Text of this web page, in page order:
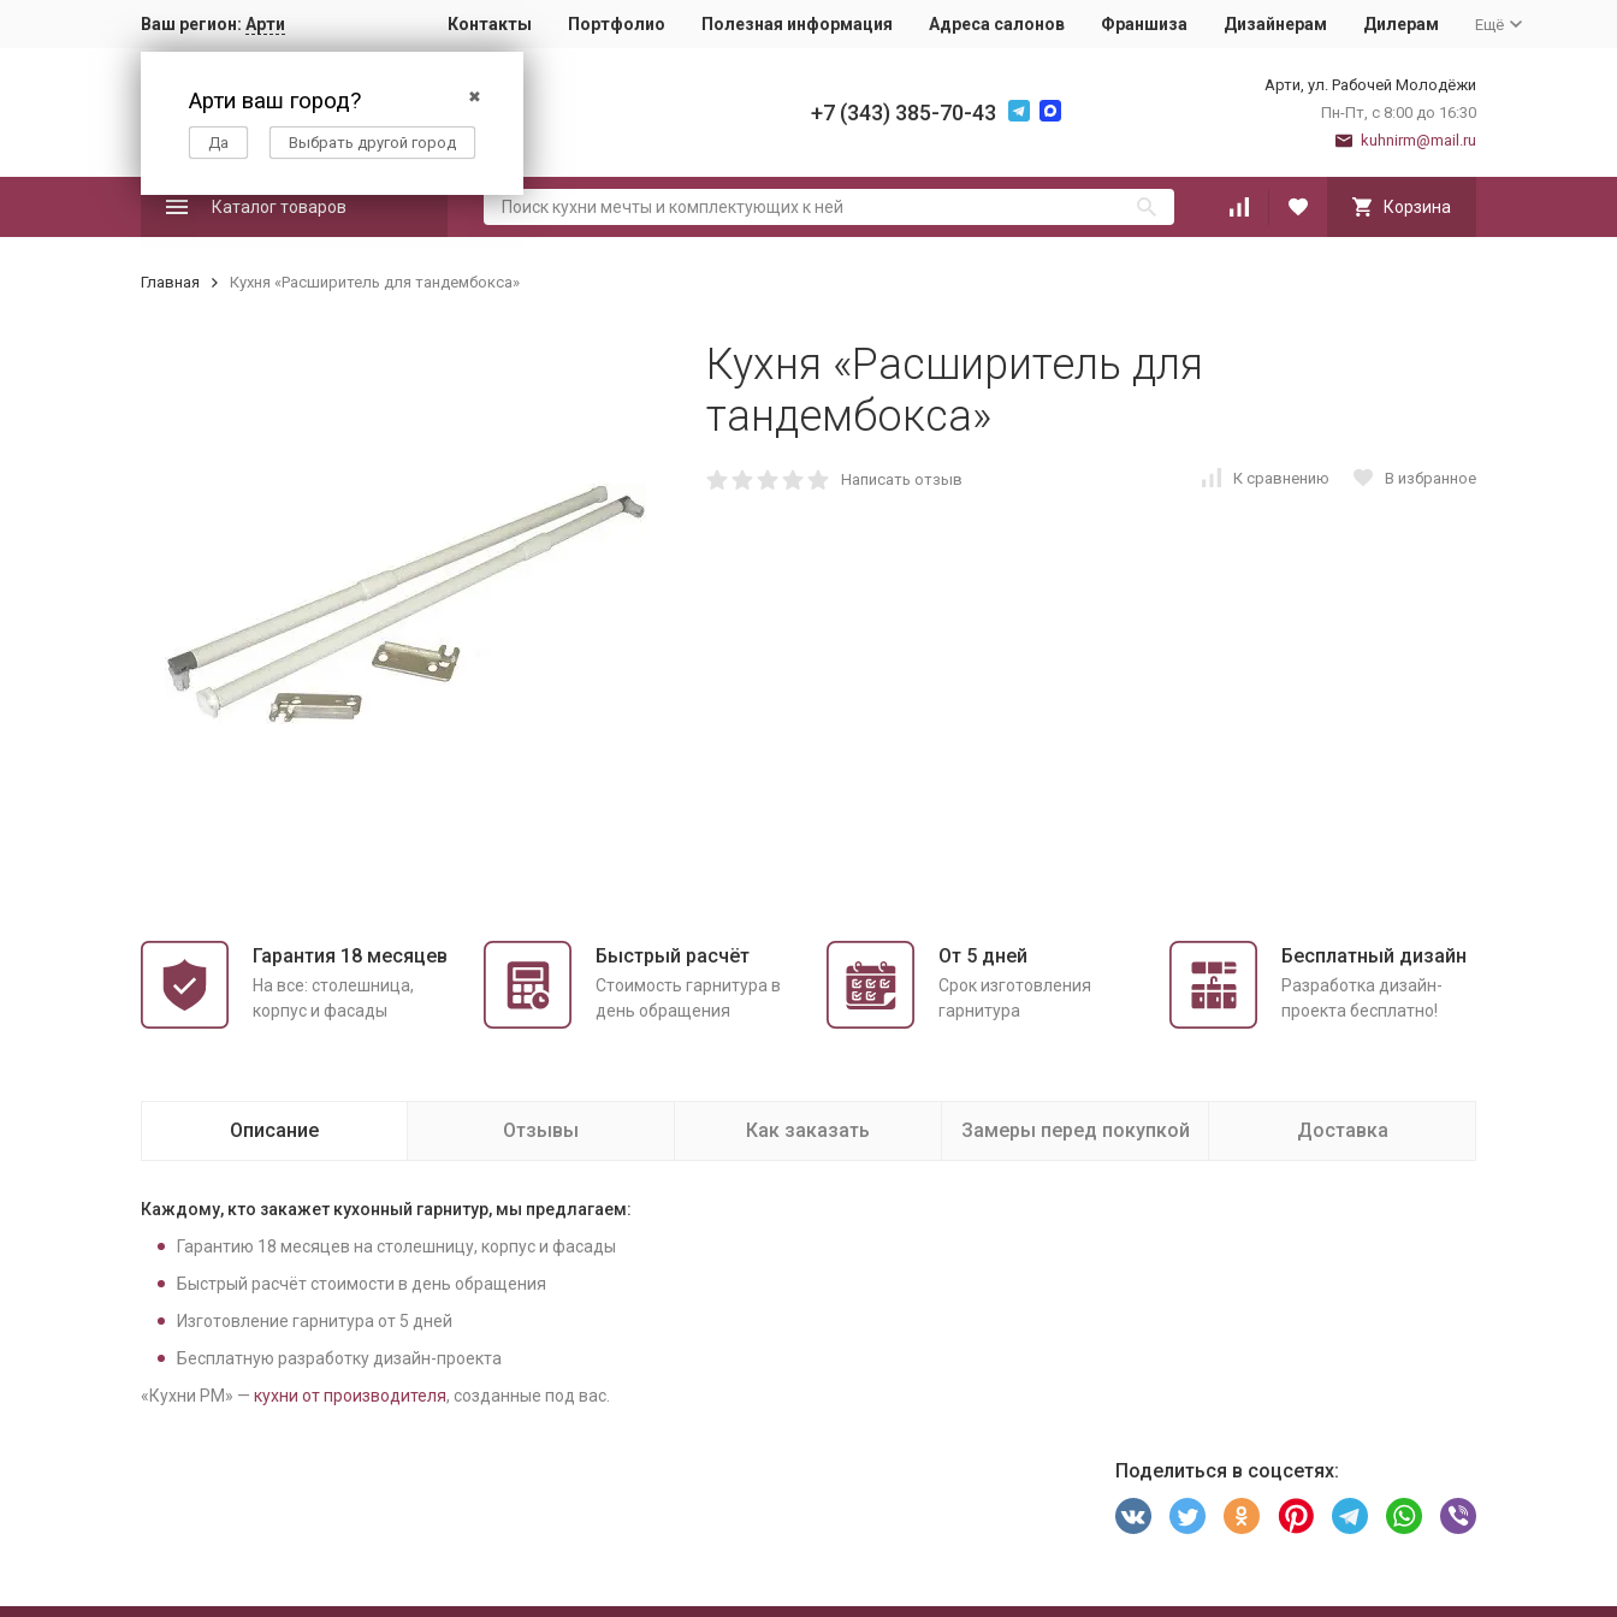
Ваш регион: Арти
✖
Арти ваш город?
Да Выбрать другой город
Контакты Портфолио Полезная информация Адреса салонов Франшиза Дизайнерам Дилерам Ещё
+7 (343) 385-70-43
Арти, ул. Рабочей Молодёжи
Пн-Пт, с 8:00 до 16:30
kuhnirm@mail.ru
Каталог товаров Корзина
Главная Кухня «Расширитель для тандембокса»
Кухня «Расширитель для
тандембокса»
Написать отзыв К сравнению В избранное
Гарантия 18 месяцев
На все: столешница,
корпус и фасады
Быстрый расчёт
Cтоимость гарнитура в
день обращения
От 5 дней
Срок изготовления
гарнитура
Бесплатный дизайн
Разработка дизайн-
проекта бесплатно!
Описание Отзывы Как заказать Замеры перед покупкой Доставка
Каждому, кто закажет кухонный гарнитур, мы предлагаем:
Гарантию 18 месяцев на столешницу, корпус и фасады
Быстрый расчёт стоимости в день обращения
Изготовление гарнитура от 5 дней
Бесплатную разработку дизайн-проекта
«Кухни РМ» — кухни от производителя, созданные под вас.
Поделиться в соцсетях: